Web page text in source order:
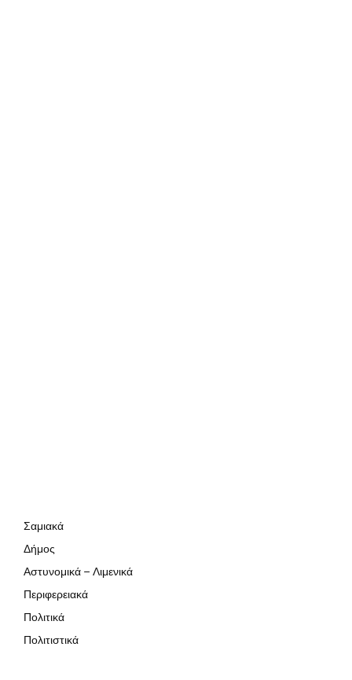
Σαμιακά
Δήμος
Αστυνομικά – Λιμενικά
Περιφερειακά
Πολιτικά
Πολιτιστικά